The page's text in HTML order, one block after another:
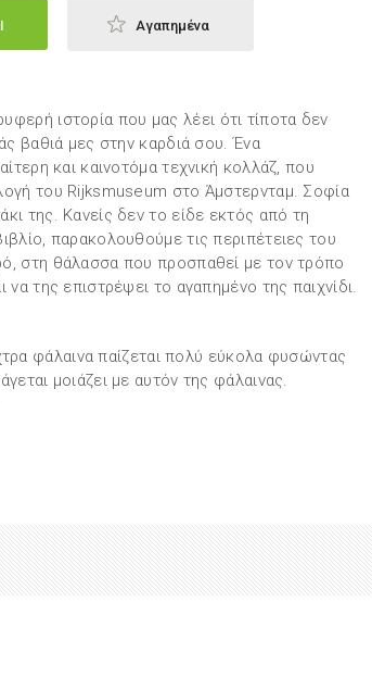
Αγαπημένα
ιστορία που μας λέει ότι τίποτα δεν
βαθιά μες στην καρδιά σου. Ένα
και καινοτόμα τεχνική κολλάζ, που
του Rijksmuseum στο Άμστερνταμ. Σοφία
της. Κανείς δεν το είδε εκτός από τη
παρακολουθούμε τις περιπέτειες του
στη θάλασσα που προσπαθεί με τον τρόπο
της επιστρέψει το αγαπημένο της παιχνίδι.
φάλαινα παίζεται πολύ εύκολα φυσώντας
μοιάζει με αυτόν της φάλαινας.